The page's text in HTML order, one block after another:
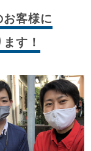
お客様に
す！